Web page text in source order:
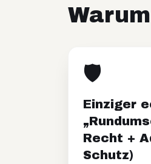
Warum
🛡️
Einziger
Recht +
Schutz)